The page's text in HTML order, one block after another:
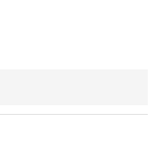
スメの一着。